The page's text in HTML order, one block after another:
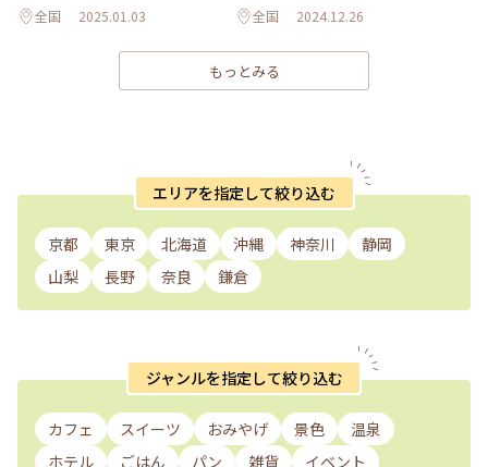
全国 2025.01.03 全国 2024.12.26
もっとみる
エリアを指定して絞り込む
京都 東京 北海道 沖縄 神奈川
静岡
山梨
長野 奈良 鎌倉
ジャンルを指定して絞り込む
カフェ スイーツ おみやげ 景色
温泉
ホテル
ごはん パン 雑貨 イベント